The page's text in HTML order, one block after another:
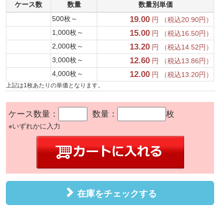
ケース数
数量
数量別単価
500枚～
19.00 円 （税込20.90円）
1,000枚～
15.00 円 （税込16.50円）
2,000枚～
13.20 円 （税込14.52円）
3,000枚～
12.60 円 （税込13.86円）
4,000枚～
12.00 円 （税込13.20円）
上記は1枚あたりの単価となります。
ケース数量： 数量： 枚
※いずれかに入力
在庫をチェックする